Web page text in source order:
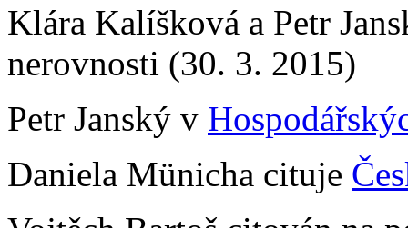
Klára Kalíšková a Petr
nerovnosti (30. 3. 2015)
Petr Janský v
Daniela Münicha cituje